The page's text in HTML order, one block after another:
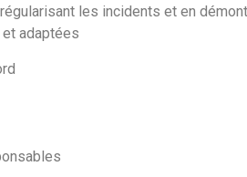
les incidents et en
adaptées